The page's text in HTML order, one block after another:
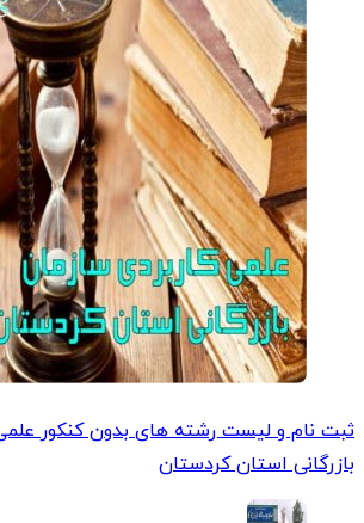
ثبت نام و لیست رشته های بدون کنکور
بازرگانی استان کردستان